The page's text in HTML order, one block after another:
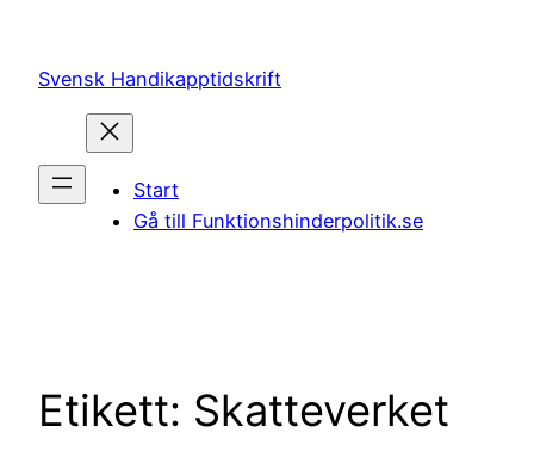
innehåll
Svensk Handikapptidskrift
Start
Gå till Funktionshinderpolitik.se
Etikett: Skatteverket